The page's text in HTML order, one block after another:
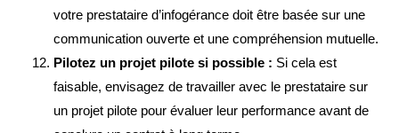
votre prestataire d’infogérance doit être basée sur une
communication ouverte et une compréhension mutuelle.
Pilotez un projet pilote si possible : Si cela est
faisable, envisagez de travailler avec le prestataire sur
un projet pilote pour évaluer leur performance avant de